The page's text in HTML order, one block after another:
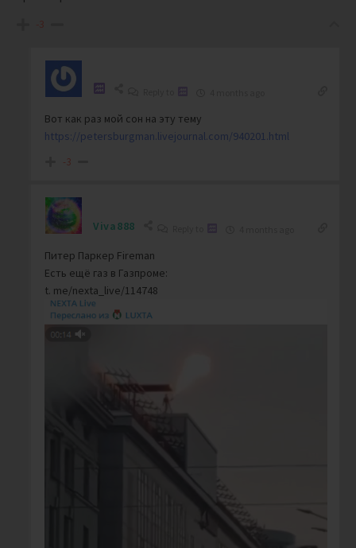
-3
Вот как раз мой сон на эту тему
https://petersburgman.livejournal.com/940201.html
-3
Viva888
Питер Паркер Fireman
Есть ещё газ в Газпроме:
t. me/nexta_live/114748